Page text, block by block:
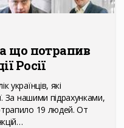
що потрапив
Росії
українців, які
За нашими підрахунками,
19 людей. От